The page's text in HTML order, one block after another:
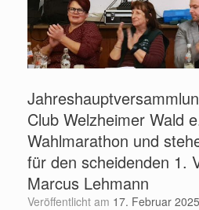
Club Welzheimer Wald
Wahlmarathon und
für den scheidenden 1.
Marcus Lehmann
Veröffentlicht am 17. Februar 2025